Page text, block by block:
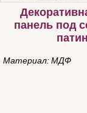
панель под
Материал:МДФ